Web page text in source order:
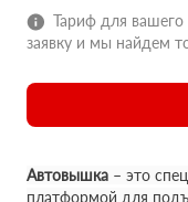
Тариф для вашего
заявку и мы найдем
Автовышка – это
платформой для